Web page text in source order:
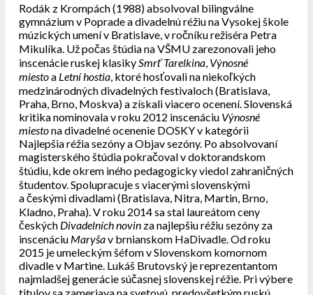
Rodák z Krompách (1988) absolvoval bilingválne
gymnázium v Poprade a divadelnú réžiu na Vysokej škole
múzických umení v Bratislave, v ročníku režiséra Petra
Mikulíka. Už počas štúdia na VŠMU zarezonovali jeho
inscenácie ruskej klasikySmrť Tarelkina, Výnosné
miestoa Letní hostia, ktoré hosťovali na niekoľkých
medzinárodných divadelných festivaloch (Bratislava,
Praha, Brno, Moskva) a získali viacero ocenení. Slovenská
kritika nominovala v roku 2012 inscenáciu Výnosné
miestona divadelné ocenenie DOSKY v kategórii
Najlepšia réžia sezóny a Objav sezóny. Po absolvovaní
magisterského štúdia pokračoval v doktorandskom
štúdiu, kde okrem iného pedagogicky viedol zahraničných
študentov. Spolupracuje s viacerými slovenskými
a českými divadlami (Bratislava, Nitra, Martin, Brno,
Kladno, Praha). V roku 2014 sa stal laureátom ceny
českých Divadelních novin za najlepšiu réžiu sezóny za
inscenáciu Maryšav brnianskom HaDivadle. Od roku
2015 je umeleckým šéfom v Slovenskom komornom
divadle v Martine. Lukáš Brutovský je reprezentantom
najmladšej generácie súčasnej slovenskej réžie. Pri výbere